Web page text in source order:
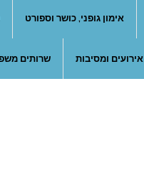
אימון גופני, כושר וספורט
אירועים ומסיבות שרותים